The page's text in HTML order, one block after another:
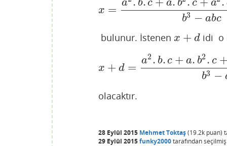
x =
a b c a b c a
b3 − abc
x =a2.b.c+a.b2.c+a2.c2+a.b.
bulunur. İstenen x + d
x+ d idi o
x + d =
a2 . b. c + a. b2 . c +
b3 −
x+ d=a2.b.c+a.b2.c+a2.
olacaktır.
28 Eylül 2015 Mehmet Toktaş(19.2k puan)
29 Eylül 2015funky2000tarafındanseçilmiş